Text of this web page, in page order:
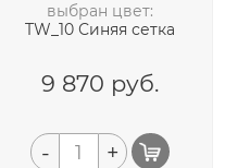
выбран цвет:
TW_10 Синяя сетка
9 870 руб.
- +